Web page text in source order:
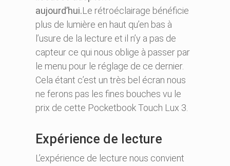
aujourd’hui.Le rétroéclairage bénéficie
plus de lumière en haut qu’en bas à
l’usure de la lecture et il n’y a pas de
capteur ce qui nous oblige à passer par
le menu pour le réglage de ce dernier.
Cela étant c’est un très bel écran nous
ne ferons pas les fines bouches vu le
prix de cette Pocketbook Touch Lux 3.
Expérience de lecture
L’expérience de lecture nous convient